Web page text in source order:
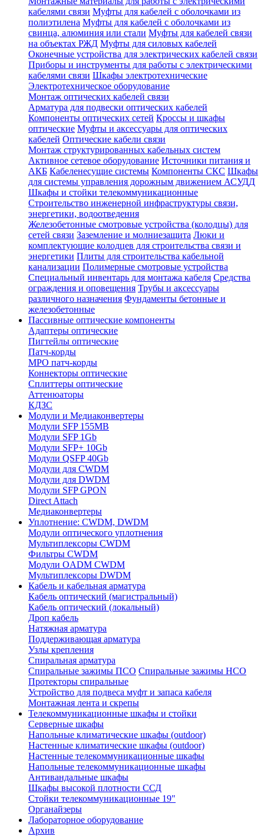
кабелями связи Муфты для кабелей с оболочками из
полиэтилена Муфты для кабелей с оболочками из
свинца, алюминия или стали Муфты для кабелей связи
на объектах РЖД Муфты для силовых кабелей
Оконечные устройства для электрических кабелей связи
Приборы и инструменты для работы с электрическими
кабелями связи Шкафы электротехнические
Электротехническое оборудование
Монтаж оптических кабелей связи
Арматура для подвески оптических кабелей
Компоненты оптических сетей Кроссы и шкафы
оптические Муфты и аксессуары для оптических
кабелей Оптические кабели связи
Монтаж структурированных кабельных систем
Активное сетевое оборудование Источники питания и
АКБ Кабеленесущие системы Компоненты СКС Шкафы
для системы управления дорожным движением АСУДД
Шкафы и стойки телекоммуникационные
Строительство инженерной инфраструктуры связи,
энергетики, водоотведения
Железобетонные смотровые устройства (колодцы) для
сетей связи Заземление и молниезащита Люки и
комплектующие колодцев для строительства связи и
энергетики Плиты для строительства кабельной
канализации Полимерные смотровые устройства
Специальный инвентарь для монтажа кабеля Средства
ограждения и оповещения Трубы и аксессуары
различного назначения Фундаменты бетонные и
железобетонные
Пассивные оптические компоненты
Адаптеры оптические
Пигтейлы оптические
Патч-корды
MPO патч-корды
Коннекторы оптические
Сплиттеры оптические
Аттенюаторы
КДЗС
Модули и Медиаконвертеры
Модули SFP 155MB
Модули SFP 1Gb
Модули SFP+ 10Gb
Модули QSFP 40Gb
Модули для CWDM
Модули для DWDM
Модули SFP GPON
Direct Attach
Медиаконвертеры
Уплотнение: CWDM, DWDM
Модули оптического уплотнения
Мультиплексоры CWDM
Фильтры CWDM
Модули OADM CWDM
Мультиплексоры DWDM
Кабель и кабельная арматура
Кабель оптический (магистральный)
Кабель оптический (локальный)
Дроп кабель
Натяжная арматура
Поддерживающая арматура
Узлы крепления
Спиральная арматура
Спиральные зажимы ПСО Спиральные зажимы НСО
Протекторы спиральные
Устройство для подвеса муфт и запаса кабеля
Монтажная лента и скрепы
Телекоммуникационные шкафы и стойки
Серверные шкафы
Напольные климатические шкафы (outdoor)
Настенные климатические шкафы (outdoor)
Настенные телекоммуникационные шкафы
Напольные телекоммуникационные шкафы
Антивандальные шкафы
Шкафы высокой плотности ССД
Стойки телекоммуникационные 19"
Органайзеры
Лабораторное оборудование
Архив